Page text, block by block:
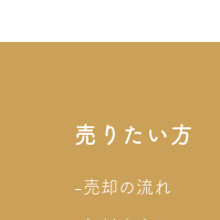
売りたい方
-売却の流れ